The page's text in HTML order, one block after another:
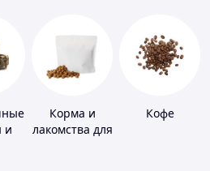
и
Корма и
лакомства для
Кофе